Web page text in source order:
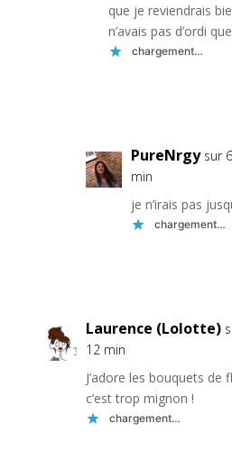
que je reviendrais
n’avais pas d’ordi
chargement…
PureNrgy sur
min
je n’irais pas
chargement…
Laurence (Lolotte)
12 min
J’adore les bouquets
c’est trop mignon !
chargement…